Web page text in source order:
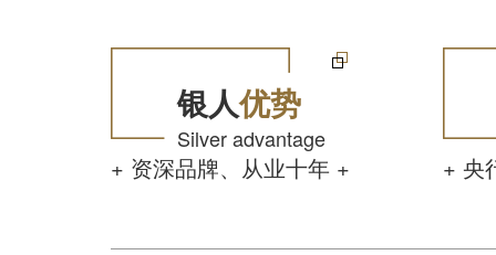
银人优势
Silver advantage
+ 资深品牌、从业十年 + + 央